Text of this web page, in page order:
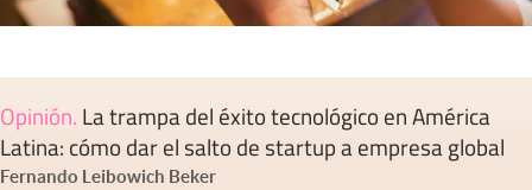
Opinión. La trampa del éxito tecnológico en América
Latina: cómo dar el salto de startup a empresa global
Fernando Leibowich Beker